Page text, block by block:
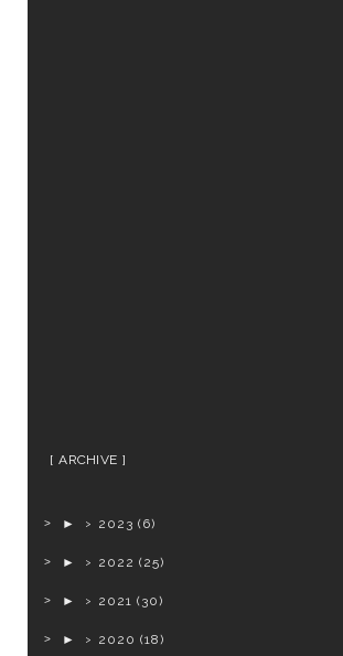
ARCHIVE
► 2023 (6)
► 2022 (25)
► 2021 (30)
► 2020 (18)